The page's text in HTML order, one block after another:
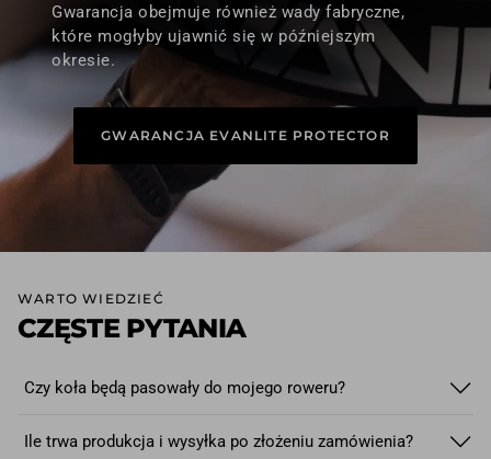
Gwarancja obejmuje również wady fabryczne,
które mogłyby ujawnić się w późniejszym
okresie.
GWARANCJA EVANLITE PROTECTOR
WARTO WIEDZIEĆ
CZĘSTE PYTANIA
Czy koła będą pasowały do mojego roweru?
najpopularniejszy standard osi piast: 12x100 mm z przodu i
Ile trwa produkcja i wysyłka po złożeniu zamówienia?